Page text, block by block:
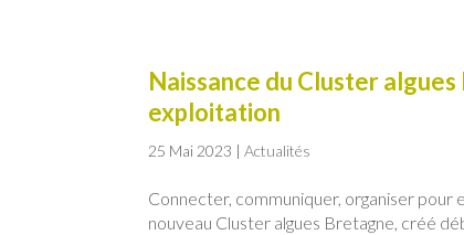
Naissance du Cluster
exploitation
25 Mai 2023 |Actualités
Connecter, communiquer, organiser pour
nouveau Cluster algues Bretagne, créé